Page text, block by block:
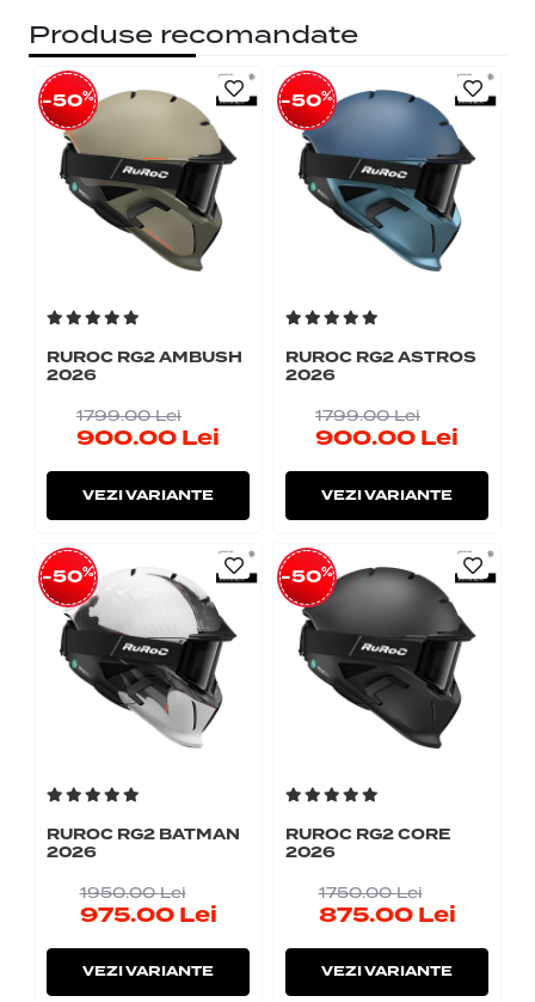
Produse recomandate
-50%
RUROC RG2 AMBUSH
2026
1799.00 Lei
900.00Lei
VEZI VARIANTE
-50%
RUROC RG2 ASTROS
2026
1799.00 Lei
900.00Lei
VEZI VARIANTE
-50%
RUROC RG2 BATMAN
2026
1950.00 Lei
975.00 Lei
VEZI VARIANTE
-50%
RUROC RG2 CORE
2026
1750.00 Lei
875.00 Lei
VEZI VARIANTE